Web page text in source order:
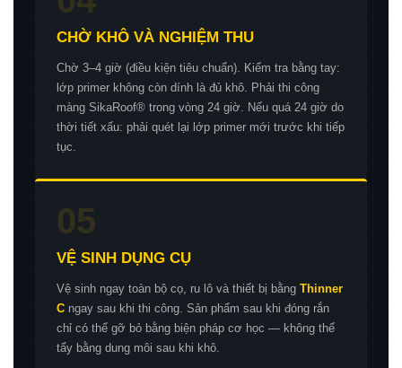
CHỜ KHÔ VÀ NGHIỆM THU
Chờ 3–4 giờ (điều kiện tiêu chuẩn). Kiểm tra bằng tay:
lớp primer không còn dính là đủ khô. Phải thi công
màng SikaRoof® trong vòng 24 giờ. Nếu quá 24 giờ do
thời tiết xấu: phải quét lại lớp primer mới trước khi tiếp
tục.
05
VỆ SINH DỤNG CỤ
Vệ sinh ngay toàn bộ cọ, ru lô và thiết bị bằng Thinner
C ngay sau khi thi công. Sản phẩm sau khi đóng rắn
chỉ có thể gỡ bỏ bằng biện pháp cơ học — không thể
tẩy bằng dung môi sau khi khô.